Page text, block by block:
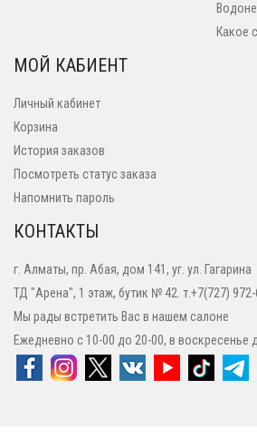
Какое
МОЙ КАБИЕНТ
Личный кабинет
Корзина
История заказов
Посмотреть статус заказа
Напомнить пароль
КОНТАКТЫ
г. Алматы, пр. Абая, дом 141, уг. ул. Гагарина
ТД "Арена", 1 этаж, бутик № 42. т.+7(727)
Мы рады встретить Вас в нашем салоне
Ежедневно с 10-00 до 20-00, в воскресенье